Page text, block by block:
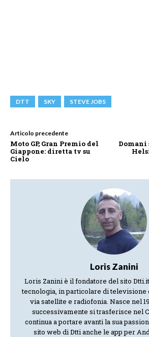
DTT SKY STEVE JOBS
Articolo precedente
Moto GP, Gran Premio del
Giappone: diretta tv su
Cielo
Domani
Loris Zanini
Loris Zanini è il fondatore del sito
tecnologia, in particolare di
via satellite e radiofonia. Nasce nel
successivamente si trasferisce nel
continua a portare avanti la sua
sito web di Dtti anche le app per